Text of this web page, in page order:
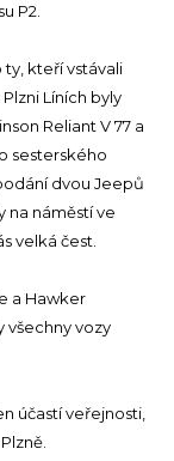
P2.
ty, kteří vstávali
Líních byly
Reliant V 77 a
sesterského
dvou Jeepů
na náměstí ve
velká čest.
a Hawker
všechny vozy
účastí veřejnosti,